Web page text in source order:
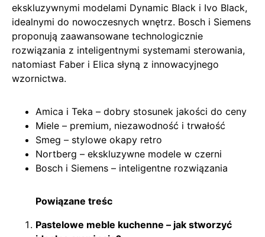
ekskluzywnymi modelami Dynamic Black i Ivo Black,
idealnymi do nowoczesnych wnętrz. Bosch i Siemens
proponują zaawansowane technologicznie
rozwiązania z inteligentnymi systemami sterowania,
natomiast Faber i Elica słyną z innowacyjnego
wzornictwa.
Amica i Teka – dobry stosunek jakości do ceny
Miele – premium, niezawodność i trwałość
Smeg – stylowe okapy retro
Nortberg – ekskluzywne modele w czerni
Bosch i Siemens – inteligentne rozwiązania
Powiązane treśc
Pastelowe meble kuchenne – jak stworzyć